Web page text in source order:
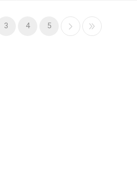
3 4 5